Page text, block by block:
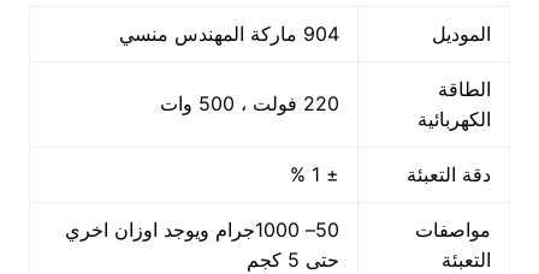
الموديل 904 ماركة المهندس منسي
الطاقة
الكهربائية
220 فولت ، 500 وات
دقة التعبئة ± 1 %
مواصفات
التعبئة
50– 1000جرام ويوجد اوزان اخري
حتى 5 كجم